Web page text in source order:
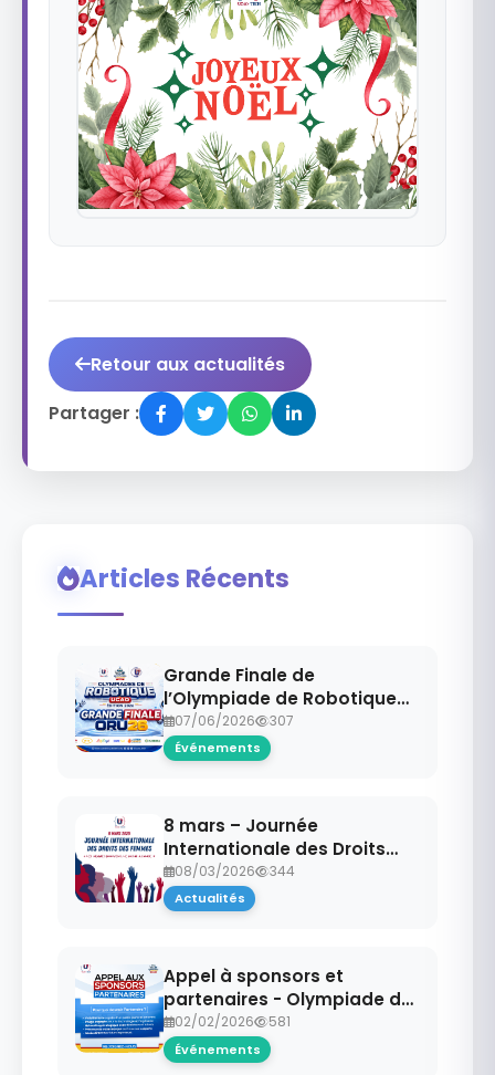
Retour aux actualités
Partager :
Articles Récents
Grande Finale de
l’Olympiade de Robotique
UCAO – Édition 2026
07/06/2026 307
Événements
8 mars – Journée
Internationale des Droits
des Femmes
08/03/2026 344
Actualités
Appel à sponsors et
partenaires - Olympiade de
Robotique UCAO
02/02/2026 581
Événements